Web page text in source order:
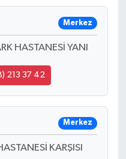
Merkez
HASTANESİ YANI
213 37 42
Merkez
KARŞISI